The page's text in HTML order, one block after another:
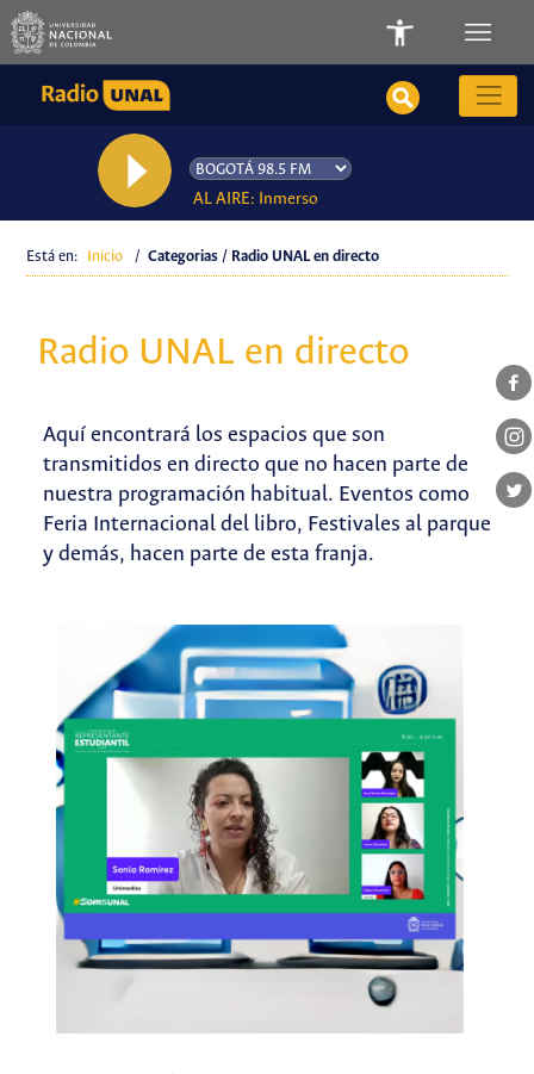
AL AIRE: Inmerso
Está en: Inicio / Categorias / Radio UNAL en directo
Radio UNAL en directo
Aquí encontrará los espacios que son
transmitidos en directo que no hacen parte de
nuestra programación habitual. Eventos como
Feria Internacional del libro, Festivales al parque
y demás, hacen parte de esta franja.